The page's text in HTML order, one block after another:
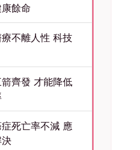
餘命
不離人性 科技
齊發 才能降低
死亡率不減 應